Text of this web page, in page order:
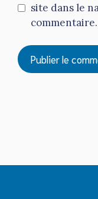
site dans le
commentaire.